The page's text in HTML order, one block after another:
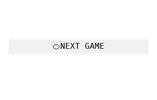
🍊NEXT GAME